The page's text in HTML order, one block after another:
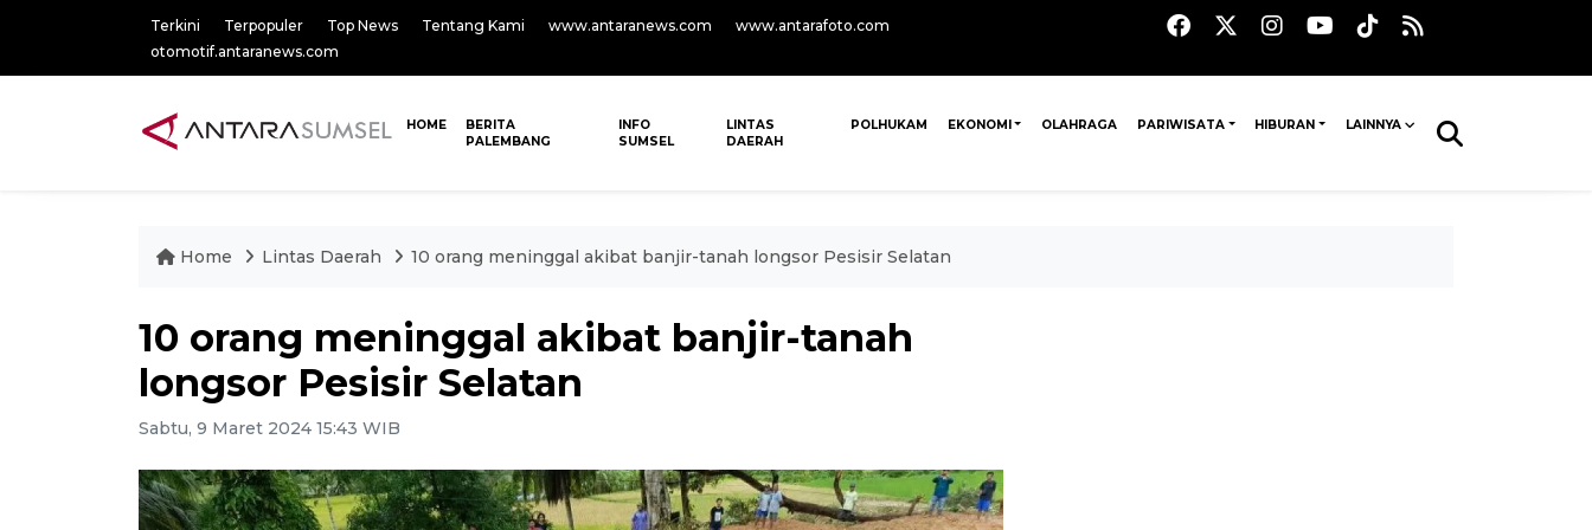
Terkini Terpopuler Top News Tentang Kami www.antaranews.com
www.antarafoto.com
otomotif.antaranews.com
HOME
BERITA
PALEMBANG
INFO
SUMSEL
LINTAS
DAERAH
POLHUKAM EKONOMI OLAHRAGA PARIWISATA HIBURAN LAINNYA
Home Lintas Daerah 10 orang meninggal akibat banjir-tanah longsor Pesisir Selatan
10 orang meninggal akibat banjir-tanah
longsor Pesisir Selatan
Sabtu, 9 Maret 2024 15:43 WIB